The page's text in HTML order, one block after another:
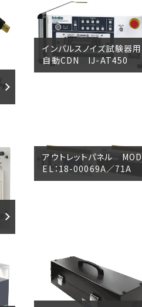
インパルスノイズ試験器用
自動CDN IJ-AT450
アウトレットパネル MOD
EL：18-00069A／71A